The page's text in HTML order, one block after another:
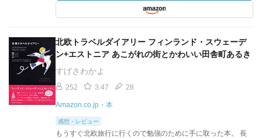
北欧トラベルダイアリー フィンランド・スウェーデ
ン+エストニア あこがれの街とかわいい田舎町あるき
すげさわかよ
252 3.47 28
Amazon.co.jp・本
感想・レビュー
もうすぐ北欧旅行に行くので勉強のために手に取った本。 長